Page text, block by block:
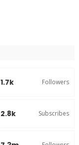
1.7k Followers
2.8k Subscribes